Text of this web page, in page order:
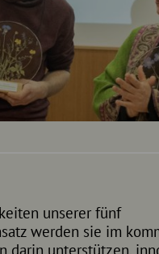
unserer fünf
werden sie im
darin unterstützen,